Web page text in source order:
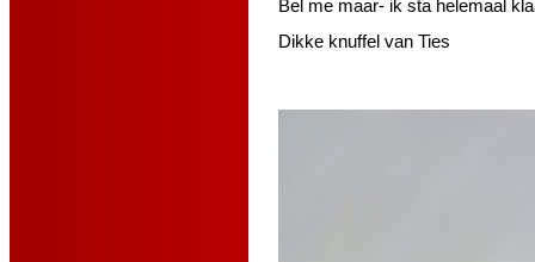
Bel me maar- ik sta helemaal
Dikke knuffel van Ties